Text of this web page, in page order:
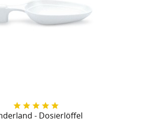
- Dosierlöffel